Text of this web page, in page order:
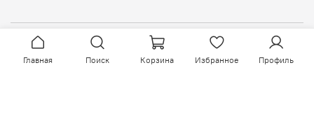
О магазине
Главная Поиск Корзина Избранное Профиль